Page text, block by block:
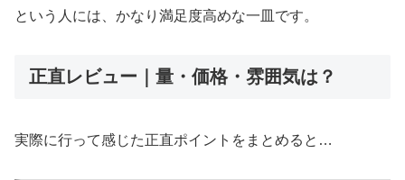
という人には、かなり満足度高めな一皿です。
正直レビュー｜量・価格・雰囲気は？
実際に行って感じた正直ポイントをまとめると…